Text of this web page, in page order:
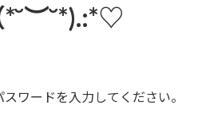
ワードを入力してください。